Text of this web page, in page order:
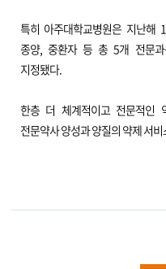
특히 아주대학교병원은 지난해
종양, 중환자 등 총 5개 전문
지정됐다.
한층 더 체계적이고 전문적인
전문약사 양성과 양질의 약제 서